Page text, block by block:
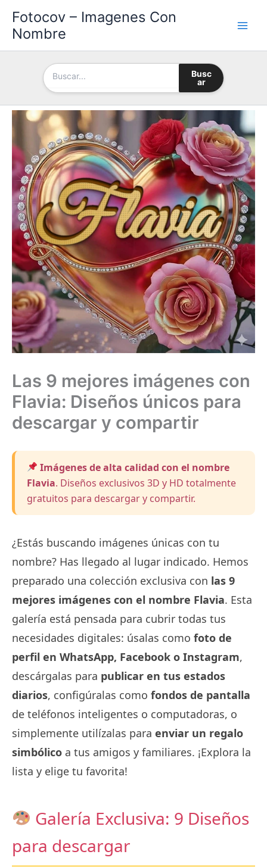
contenido
Fotocov – Imagenes Con
Nombre
Busc
ar
Las 9 mejores imágenes con
Flavia: Diseños únicos para
descargar y compartir
Imágenes de alta calidad con el nombre
Flavia. Diseños exclusivos 3D y HD totalmente
gratuitos para descargar y compartir.
¿Estás buscando imágenes únicas con tu
nombre? Has llegado al lugar indicado. Hemos
preparado una colección exclusiva con las 9
mejores imágenes con el nombre Flavia. Esta
galería está pensada para cubrir todas tus
necesidades digitales: úsalas como foto de
perfil en WhatsApp, Facebook o Instagram,
descárgalas para publicar en tus estados
diarios, configúralas como fondos de pantalla
de teléfonos inteligentes o computadoras, o
simplemente utilízalas para enviar un regalo
simbólico a tus amigos y familiares. ¡Explora la
lista y elige tu favorita!
Galería Exclusiva: 9 Diseños
para descargar